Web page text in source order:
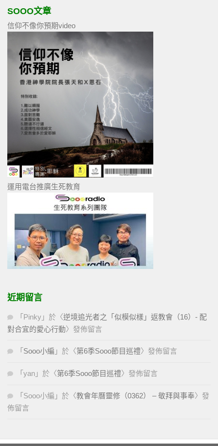
SOOO文章
信仰不像你預期video
運用電台推廣生死教育
近期留言
「 Pinky 」於〈逆境追光者之「似模似樣」返教會（16）- 配
對合宜的愛心行動〉發佈留言
「 Sooo小編 」於〈第6季Sooo節目巡禮〉發佈留言
「 yan 」於〈第6季Sooo節目巡禮〉發佈留言
「 Sooo小編 」於〈教會年曆靈修（0362） – 敬拜與事奉〉發
佈留言